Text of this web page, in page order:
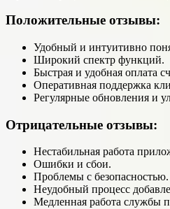
Положительные отзывы:
Удобный и интуитивно
Широкий спектр функций.
Быстрая и удобная оплата
Оперативная поддержка
Регулярные обновления и
Отрицательные отзывы:
Нестабильная работа
Ошибки и сбои.
Проблемы с безопасностью.
Неудобный процесс
Медленная работа службы